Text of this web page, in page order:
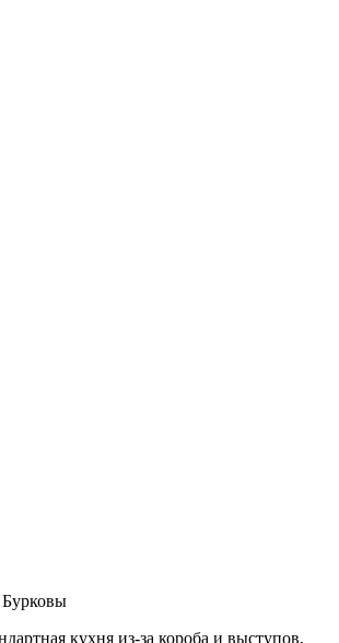
кухня из-за короба и выступов,